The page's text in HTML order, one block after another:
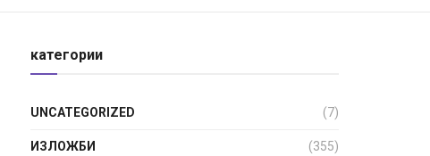
категории
UNCATEGORIZED (7)
ИЗЛОЖБИ (355)